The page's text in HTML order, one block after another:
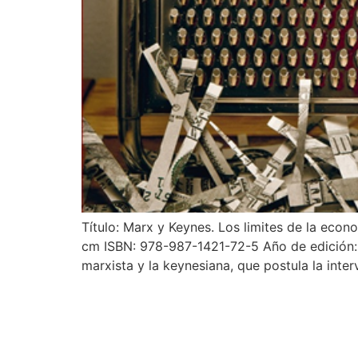
Título: Marx y Keynes. Los limites de la
cm ISBN: 978-987-1421-72-5 Año de
marxista y la keynesiana, que postula la